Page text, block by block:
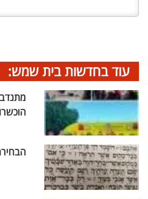
עוד בחדשות בית שמש: